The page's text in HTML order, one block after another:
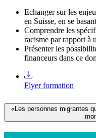
Echanger sur les
en Suisse, en se
Comprendre les
racisme par rapport à
Présenter les
financeurs dans ce
Flyer formation
«Les personnes migrantes